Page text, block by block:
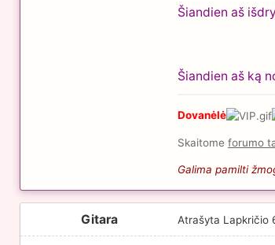
Šiandien aš
Šiandien aš ką
Dovanėlė
Skaitome forumo
Galima pamilti
Gitara Atrašyta Lapkričio